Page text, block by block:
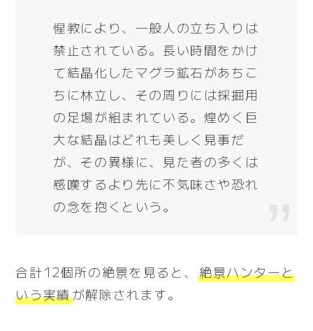
惺教により、一般人の立ち入りは
禁止されている。長い時間をかけ
て結晶化したマグラ鉱石があちこ
ちに林立し、その周りには採掘用
の足場が組まれている。煌めく巨
大な結晶はどれも美しく見事だ
が、その異様に、見た者の多くは
感嘆するより先に不気味さや恐れ
の念を抱くという。
合計12個所の絶景を見ると、 絶景ハンターと
いう実績が解除されます。